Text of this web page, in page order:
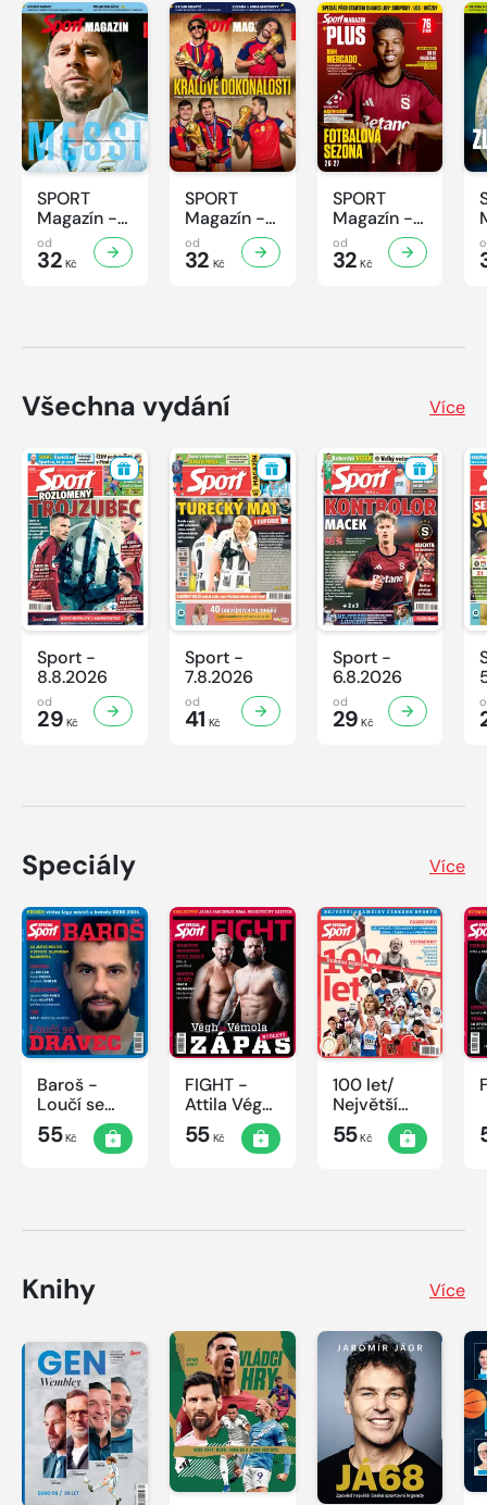
SPORT
Magazín -
32/2026
od
32 Kč
SPORT
Magazín -
31/2026
od
32 Kč
SPORT
Magazín -
30/2026
od
32 Kč
Všechna vydání Více
Sport -
8.8.2026
od
29 Kč
Sport -
7.8.2026
od
41 Kč
Sport -
6.8.2026
od
29 Kč
Speciály Více
Baroš -
Loučí se
dravec
55Kč
FIGHT -
Attila Végh
vs. Karlos
Vémola
55Kč
100 let/
Největší
okamžiky
českého
55Kč
Knihy Více